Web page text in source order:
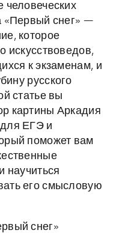
человеческих
«Первый снег» —
которое
искусствоведов,
к экзаменам, и
русского
статье вы
картины Аркадия
ЕГЭ и
поможет вам
научиться
его смысловую
снег»